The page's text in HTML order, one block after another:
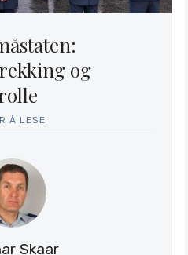
Søk
og
Å LESE
Skaar